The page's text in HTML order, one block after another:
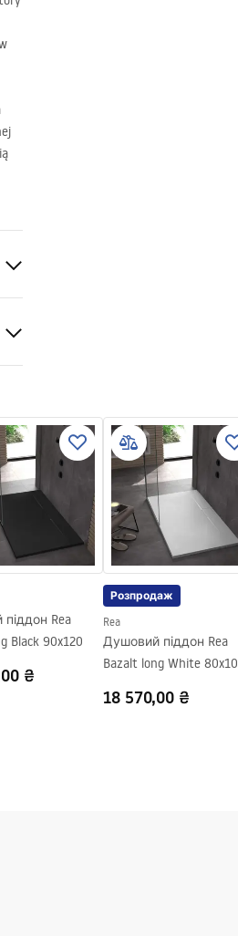
Rea
Black 90x120
₴
Розпродаж
Rea
Душовий піддон Rea
Bazalt long White
18 570,00 ₴